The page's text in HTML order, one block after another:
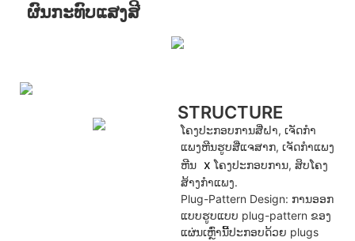
ຜົນກະທົບແສງສີ
STRUCTURE
ໂຄງ​ປະ​ກອບ​ການ​ສີ່​ຝາ​, ເຈັດ​ກໍາ​
ແພງ​ຫີນ​ຮູບ​ສີ່​ແຈ​ສາກ​, ເຈັດ​ກໍາ​ແພງ​
ຫີນ​ x ໂຄງປະກອບການ, ສິບໂຄງ
ສ້າງກໍາແພງ.
Plug-Pattern Design: ການອອກ
ແບບຮູບແບບ plug-pattern ຂອງ
ແຜ່ນເຫຼົ່ານີ້ປະກອບດ້ວຍ plugs